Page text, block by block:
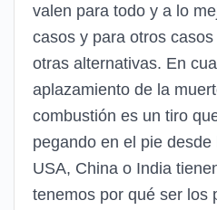
valen para todo y a lo
casos y para otros
otras alternativas. En
aplazamiento de la
combustión es un tiro
pegando en el pie
USA, China o India
tenemos por qué ser los